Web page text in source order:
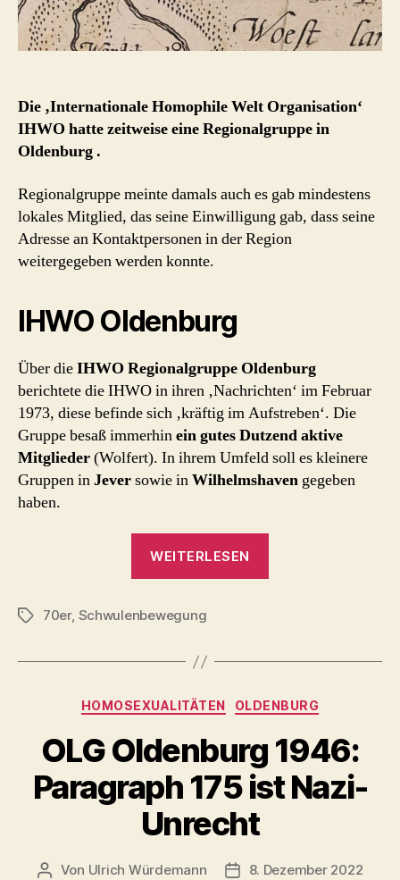
Die ‚Internationale Homophile Welt Organisation‘
IHWO hatte zeitweise eine Regionalgruppe in
Oldenburg .
Regionalgruppe meinte damals auch es gab mindestens
lokales Mitglied, das seine Einwilligung gab, dass seine
Adresse an Kontaktpersonen in der Region
weitergegeben werden konnte.
IHWO Oldenburg
Über dieIHWO Regionalgruppe Oldenburg
berichtete die IHWO in ihren ‚Nachrichten‘ im Februar
1973, diese befinde sich ‚kräftig im Aufstreben‘. Die
Gruppe besaß immerhinein gutes Dutzend aktive
Mitglieder(Wolfert). In ihrem Umfeld soll es kleinere
Gruppen inJeversowie inWilhelmshaven gegeben
haben.
WEITERLESEN
Schlagwörter
70er, Schwulenbewegung
Kategorien
HOMOSEXUALITÄTEN OLDENBURG
OLG Oldenburg 1946:
Paragraph 175 ist Nazi-
Unrecht
Beitragsautor
Von Ulrich Würdemann Beitragsdatum
8. Dezember 2022